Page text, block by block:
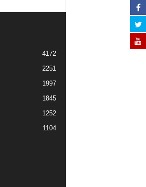
4172
2251
1997
1845
1252
1104